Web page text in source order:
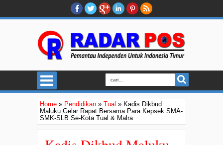
Home » Pendidikan » Tual » Kadis Dikbud
Maluku Gelar Rapat Bersama Para Kepsek SMA-
SMK-SLB Se-Kota Tual & Malra